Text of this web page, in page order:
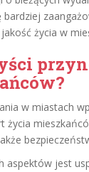
bardziej
życia w
w miastach
życia
aspektów jest